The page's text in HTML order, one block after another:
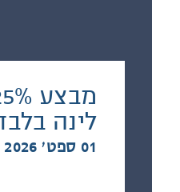
לינה
01 ספט׳ 2026 - 01 נוב׳ 2026